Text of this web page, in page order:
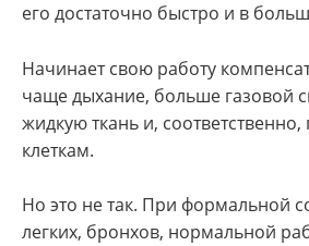
его достаточно быстро и в
Начинает свою работу
чаще дыхание, больше газовой
жидкую ткань и, соответственно,
клеткам.
Но это не так. При формальной
легких, бронхов, нормальной